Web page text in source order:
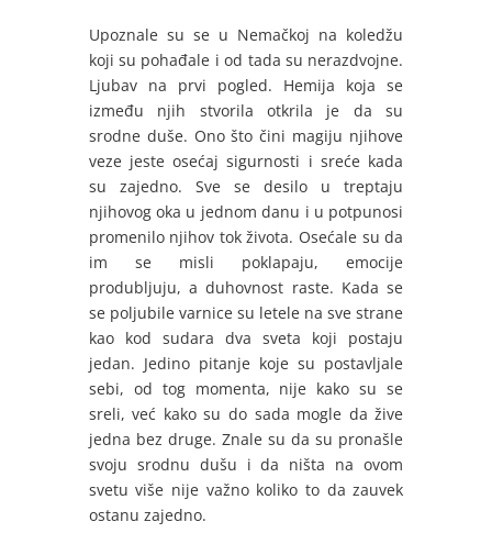
Upoznale su se u Nemačkoj na koledžu
koji su pohađale i od tada su nerazdvojne.
Ljubav na prvi pogled. Hemija koja se
između njih stvorila otkrila je da su
srodne duše. Ono što čini magiju njihove
veze jeste osećaj sigurnosti i sreće kada
su zajedno. Sve se desilo u treptaju
njihovog oka u jednom danu i u potpunosi
promenilo njihov tok života. Osećale su da
im se misli poklapaju, emocije
produbljuju, a duhovnost raste. Kada se
se poljubile varnice su letele na sve strane
kao kod sudara dva sveta koji postaju
jedan. Jedino pitanje koje su postavljale
sebi, od tog momenta, nije kako su se
sreli, već kako su do sada mogle da žive
jedna bez druge. Znale su da su pronašle
svoju srodnu dušu i da ništa na ovom
svetu više nije važno koliko to da zauvek
ostanu zajedno.